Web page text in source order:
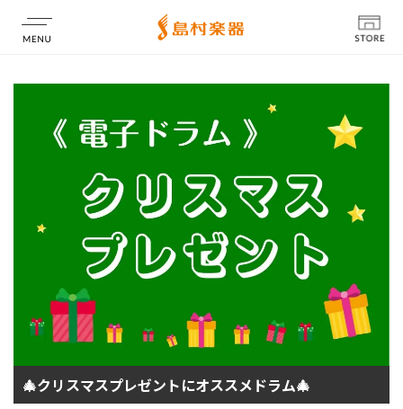
店舗情報
🎄クリスマスプレゼントにオススメドラム🎄